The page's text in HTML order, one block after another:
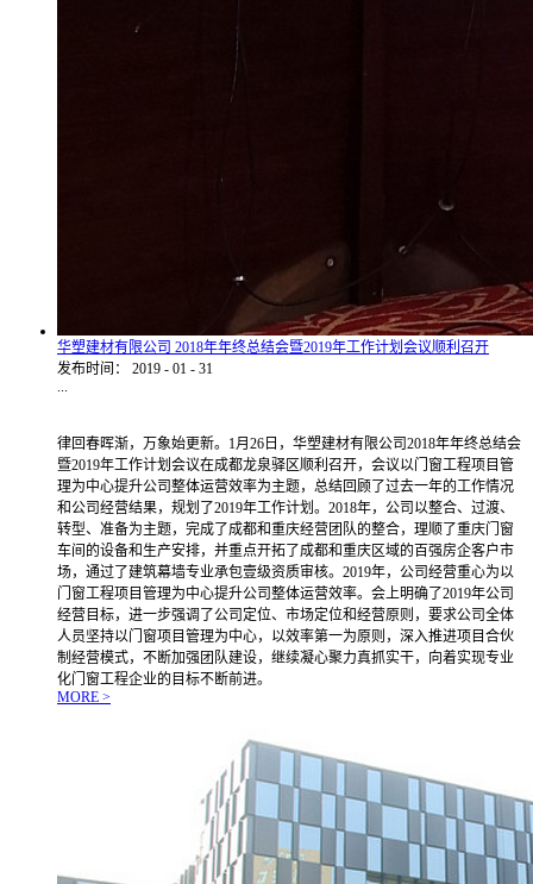
华塑建材有限公司 2018年年终总结会暨2019年工作计划会议顺利召开
发布时间：
2019 - 01 - 31
...
律回春晖渐，万象始更新。1月26日，华塑建材有限公司2018年年终总结会
暨2019年工作计划会议在成都龙泉驿区顺利召开，会议以门窗工程项目管
理为中心提升公司整体运营效率为主题，总结回顾了过去一年的工作情况
和公司经营结果，规划了2019年工作计划。2018年，公司以整合、过渡、
转型、准备为主题，完成了成都和重庆经营团队的整合，理顺了重庆门窗
车间的设备和生产安排，并重点开拓了成都和重庆区域的百强房企客户市
场，通过了建筑幕墙专业承包壹级资质审核。2019年，公司经营重心为以
门窗工程项目管理为中心提升公司整体运营效率。会上明确了2019年公司
经营目标，进一步强调了公司定位、市场定位和经营原则，要求公司全体
人员坚持以门窗项目管理为中心，以效率第一为原则，深入推进项目合伙
制经营模式，不断加强团队建设，继续凝心聚力真抓实干，向着实现专业
化门窗工程企业的目标不断前进。
MORE >